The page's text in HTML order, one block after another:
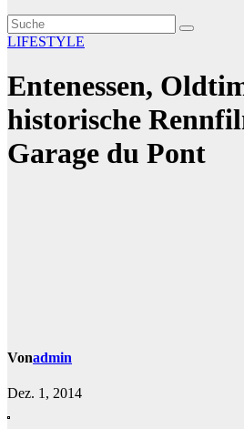
LIFESTYLE
Entenessen,
historische
Garage du Pont
Vonadmin
Dez. 1, 2014